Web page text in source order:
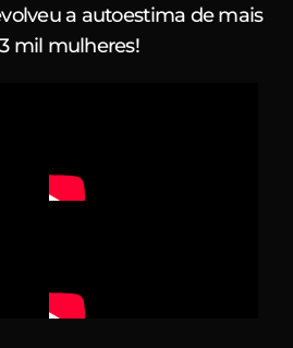
a autoestima de mais
mil mulheres!